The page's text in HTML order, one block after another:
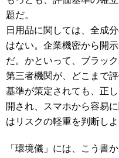
題だ。
日用品に関しては、全成
はない。企業機密から開
だ。かといって、ブラッ
第三者機関が、どこまで
基準が策定されても、正
開され、スマホから容易
はリスクの軽重を判断しよ
「環境儀」には、こう書か